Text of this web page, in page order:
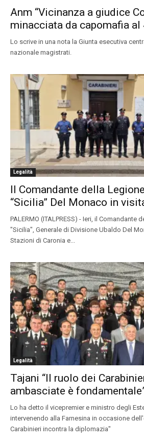
Anm “Vicinanza a giudice
minacciata da capomafia al
Lo scrive in una nota la Giunta esecutiva
nazionale magistrati.
Legalità
Il Comandante della
“Sicilia” Del Monaco in
PALERMO (ITALPRESS) - Ieri, il Comandante
"Sicilia", Generale di Divisione Ubaldo Del
Stazioni di Caronia e...
Legalità
Tajani “Il ruolo dei
ambasciate è
Lo ha detto il vicepremier e ministro degli
intervenendo alla Farnesina in occasione
Carabinieri incontra la diplomazia"